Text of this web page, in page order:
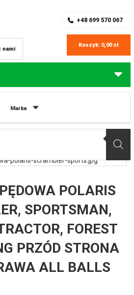
+48 699 570 067
nami
Koszyk: 0,00 zł
Marka
Polaris
ALL BALLS
POLARIS
SPORTSMAN,
FOREST
PRZÓD STRONA
ALL BALLS